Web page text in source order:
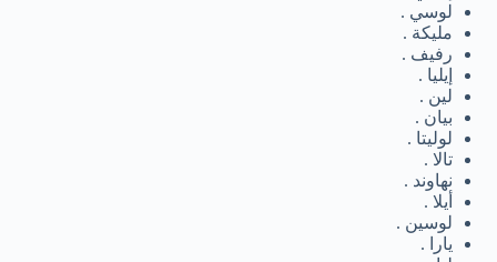
لوسي .
مليكة .
رفيف .
إيليا .
لين .
بيان .
لوليتا .
تالا .
نهاوند .
أيلا .
لوسين .
يارا .